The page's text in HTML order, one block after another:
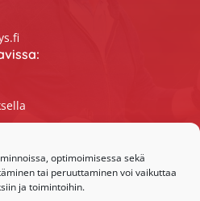
optimoimisessa sekä
tai peruuttaminen voi vaikuttaa
ja toimintoihin.
klo 9-15